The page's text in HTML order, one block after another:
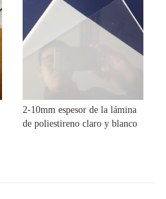
2-10mm espesor de la lámina
de poliestireno claro y blanco